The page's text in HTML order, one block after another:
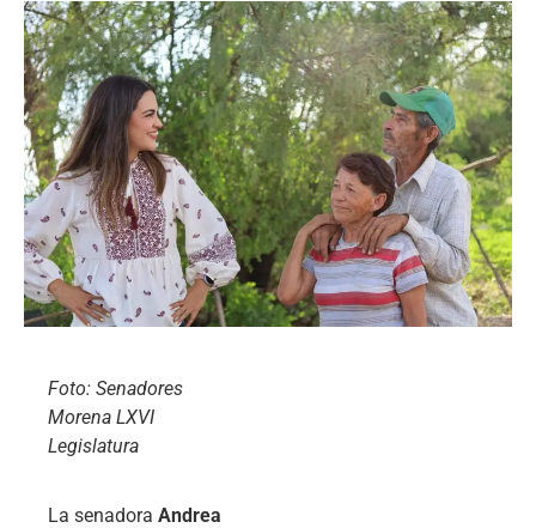
Foto: Senadores
Morena LXVI
Legislatura
La senadora Andrea